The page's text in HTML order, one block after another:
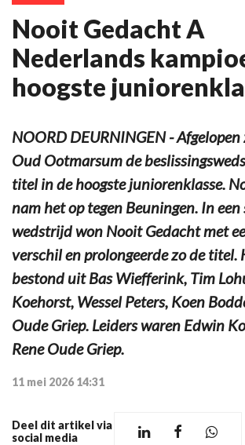
Nooit Gedacht A
Nederlands
hoogste
NOORD DEURNINGEN -
Oud Ootmarsum de
titel in de hoogste juniorenklasse.
nam het op tegen Beuningen. In
wedstrijd won Nooit Gedacht met
verschil en prolongeerde zo de titel.
bestond uit Bas Wiefferink, Tim
Koehorst, Wessel Peters, Koen
Oude Griep. Leiders waren Edwin
Rene Oude Griep.
11 mei 2026 14:31
Deel dit artikel via
social media